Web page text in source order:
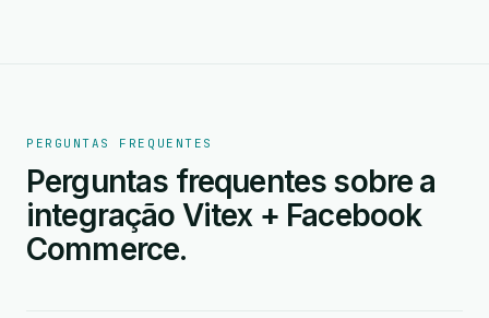
PERGUNTAS FREQUENTES
Perguntas frequentes sobre a
integração Vitex + Facebook
Commerce.